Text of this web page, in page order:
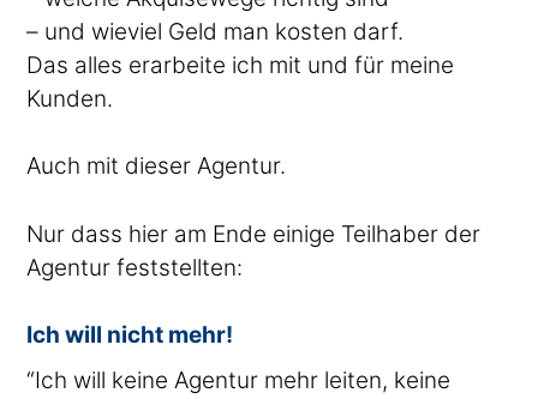
– und wieviel Geld man kosten darf.
Das alles erarbeite ich mit und für meine
Kunden.
Auch mit dieser Agentur.
Nur dass hier am Ende einige Teilhaber der
Agentur feststellten:
Ich will nicht mehr!
“Ich will keine Agentur mehr leiten, keine